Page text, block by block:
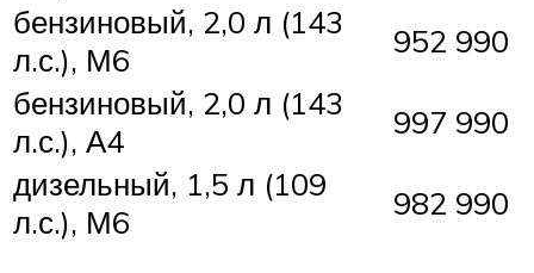
бензиновый, 2,0 л (143
л.с.), М6
952 990
бензиновый, 2,0 л (143
л.с.), А4
997 990
дизельный, 1,5 л (109
л.с.), М6
982 990